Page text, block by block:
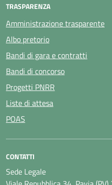
TRASPARENZA
Amministrazione trasparente
Albo pretorio
Bandi di gara e contratti
Bandi di concorso
Progetti PNRR
Liste di attesa
POAS
CONTATTI
Sede Legale